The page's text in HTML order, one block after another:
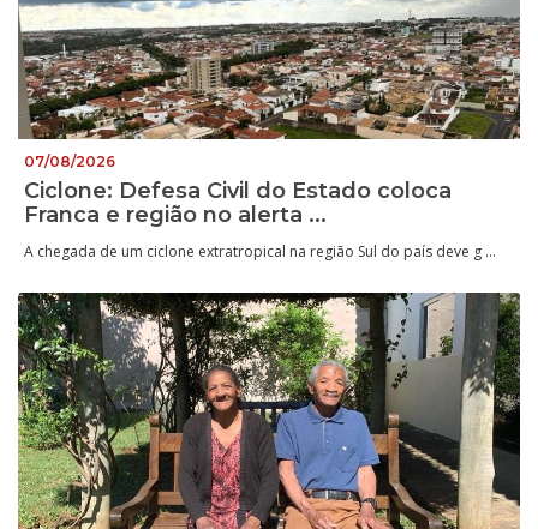
07/08/2026
Ciclone: Defesa Civil do Estado coloca
Franca e região no alerta ...
A chegada de um ciclone extratropical na região Sul do país deve g ...